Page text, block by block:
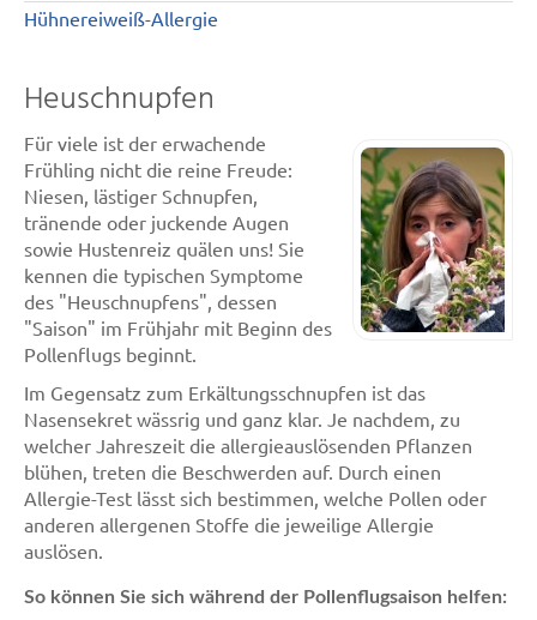
Hühnereiweiß-Allergie
Heuschnupfen
Für viele ist der erwachende
Frühling nicht die reine Freude:
Niesen, lästiger Schnupfen,
tränende oder juckende Augen
sowie Hustenreiz quälen uns! Sie
kennen die typischen Symptome
des "Heuschnupfens", dessen
"Saison" im Frühjahr mit Beginn des
Pollenflugs beginnt.
Im Gegensatz zum Erkältungsschnupfen ist das
Nasensekret wässrig und ganz klar. Je nachdem, zu
welcher Jahreszeit die allergieauslösenden Pflanzen
blühen, treten die Beschwerden auf. Durch einen
Allergie-Test lässt sich bestimmen, welche Pollen oder
anderen allergenen Stoffe die jeweilige Allergie
auslösen.
So können Sie sich während der Pollenflugsaison helfen: